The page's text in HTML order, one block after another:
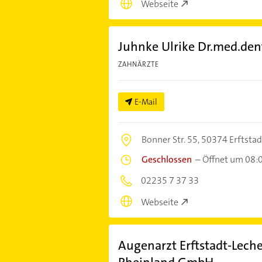
Webseite
Juhnke Ulrike
ZAHNÄRZTE
E-Mail
Bonner Str. 55,50374
Geschlossen –Öffnet um
02235 7 37 33
Webseite
Augenarzt Erftstadt-